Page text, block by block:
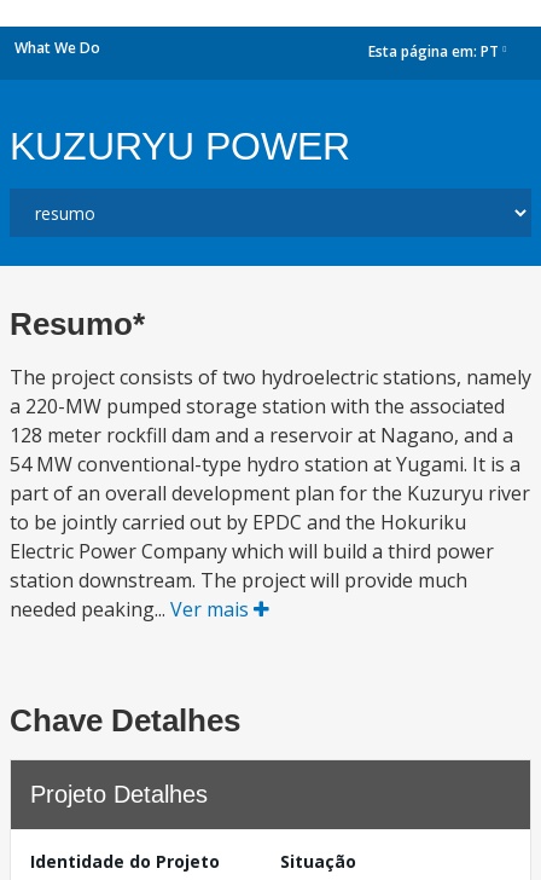
What We Do Esta página em: PT
KUZURYU POWER
Resumo*
The project consists of two hydroelectric stations, namely
a 220-MW pumped storage station with the associated
128 meter rockfill dam and a reservoir at Nagano, and a
54 MW conventional-type hydro station at Yugami. It is a
part of an overall development plan for the Kuzuryu river
to be jointly carried out by EPDC and the Hokuriku
Electric Power Company which will build a third power
station downstream. The project will provide much
needed peaking... Ver mais
Chave Detalhes
Projeto Detalhes
Identidade do Projeto
Situação